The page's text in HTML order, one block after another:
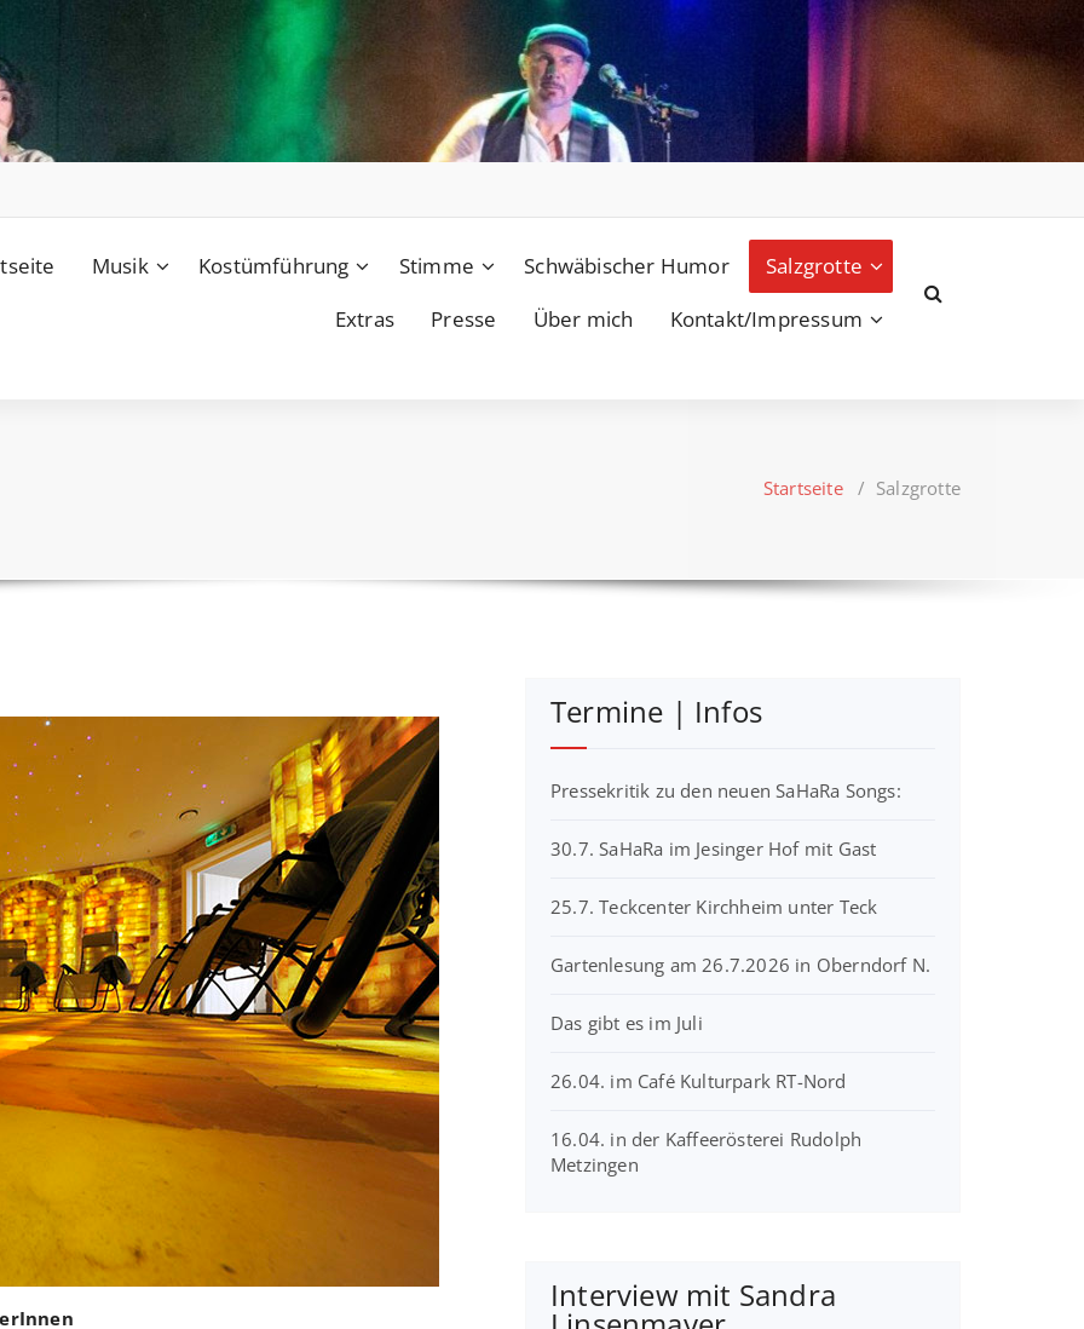
Musik Kostümführung Stimme Schwäbischer Humor
Salzgrotte
Extras
Presse Über mich Kontakt/Impressum
Startseite/ Salzgrotte
Termine | Infos
Pressekritik zu den neuen SaHaRa Songs:
30.7. SaHaRa im Jesinger Hof mit Gast
25.7. Teckcenter Kirchheim unter Teck
Gartenlesung am 26.7.2026 in Oberndorf N.
Das gibt es im Juli
26.04. im Café Kulturpark RT-Nord
16.04. in der Kaffeerösterei Rudolph
Metzingen
Interview mit Sandra